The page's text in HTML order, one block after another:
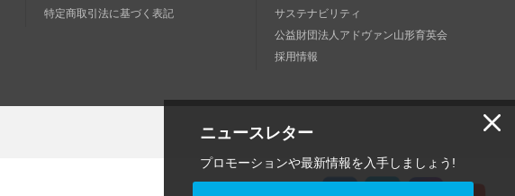
ニュースレター
プロモーションや最新情報を入手しましょう!
特定商取引法に基づく表記
サステナビリティ
公益財団法人アドヴァン山形育英会
採用情報